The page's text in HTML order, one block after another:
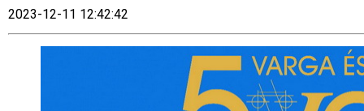
2023-12-11 12:42:42